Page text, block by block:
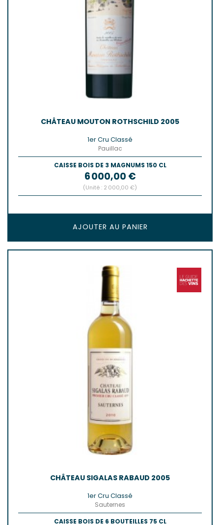
CHÂTEAU MOUTON ROTHSCHILD 2005
1er Cru Classé
Pauillac
CAISSE BOIS DE 3 MAGNUMS 150 CL
Prix
6 000,00 €
(Unité : 2 000,00 €)
AJOUTER AU PANIER
CHÂTEAU SIGALAS RABAUD 2005
1er Cru Classé
Sauternes
CAISSE BOIS DE 6 BOUTEILLES 75 CL